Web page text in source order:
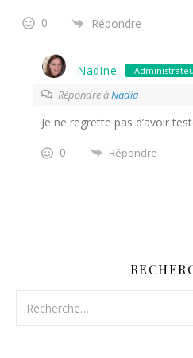
0 Répondre
Nadine
Répondre àNadia
Je ne regrette pas d’avoir
0
Répondre